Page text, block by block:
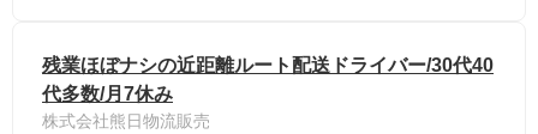
残業ほぼナシの近距離ルート配送ドライバー/30代40
代多数/月7休み
株式会社熊日物流販売